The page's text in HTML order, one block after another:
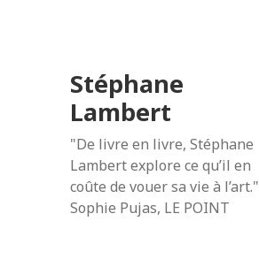
Stéphane
Lambert
"De livre en livre, Stéphane
Lambert explore ce qu’il en
coûte de vouer sa vie à l’art."
Sophie Pujas, LE POINT